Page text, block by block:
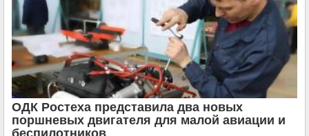
ОДК Ростеха представила два новых
поршневых двигателя для малой авиации и
беспилотников